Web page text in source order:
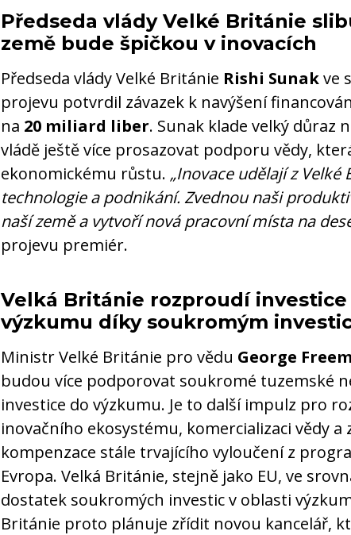
Předseda vlády Velké Británie
země bude špičkou v inovacích
Předseda vlády Velké Británie Rishi Sunakve
projevu potvrdil závazek k navýšení
na 20 miliard liber. Sunak klade velký důraz
vládě ještě více prosazovat podporu vědy,
ekonomickému růstu. „Inovace udělají z Velké
technologie a podnikání. Zvednou naši
naší země a vytvoří nová pracovní místa na
projevu premiér.
Velká Británie rozproudí investice
výzkumu díky soukromým
Ministr Velké Británie pro vědu George
budou více podporovat soukromé tuzemské
investice do výzkumu. Je to další impulz pro
inovačního ekosystému, komercializaci vědy a
kompenzace stále trvajícího vyloučení z
Evropa. Velká Británie, stejně jako EU, ve
dostatek soukromých investic v oblasti
Británie proto plánuje zřídit novou kancelář,